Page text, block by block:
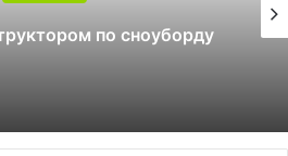
по сноуборду